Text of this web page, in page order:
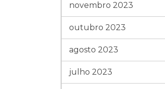
novembro 2023
outubro 2023
agosto 2023
julho 2023